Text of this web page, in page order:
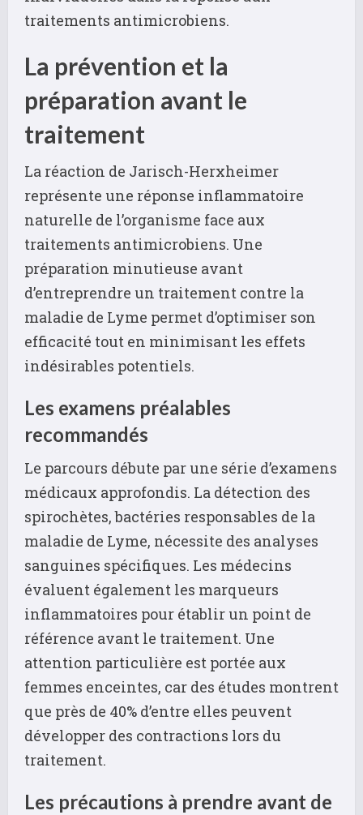
traitements antimicrobiens.
La prévention et la
préparation avant le
traitement
La réaction de Jarisch-Herxheimer
représente une réponse inflammatoire
naturelle de l’organisme face aux
traitements antimicrobiens. Une
préparation minutieuse avant
d’entreprendre un traitement contre la
maladie de Lyme permet d’optimiser son
efficacité tout en minimisant les effets
indésirables potentiels.
Les examens préalables
recommandés
Le parcours débute par une série d’examens
médicaux approfondis. La détection des
spirochètes, bactéries responsables de la
maladie de Lyme, nécessite des analyses
sanguines spécifiques. Les médecins
évaluent également les marqueurs
inflammatoires pour établir un point de
référence avant le traitement. Une
attention particulière est portée aux
femmes enceintes, car des études montrent
que près de 40% d’entre elles peuvent
développer des contractions lors du
traitement.
Les précautions à prendre avant de